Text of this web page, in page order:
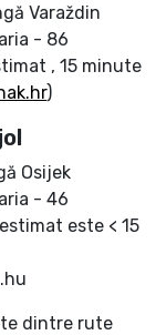
Varaždin
- 86
, 15 minute
)
Osijek
- 46
este < 15
dintre rute